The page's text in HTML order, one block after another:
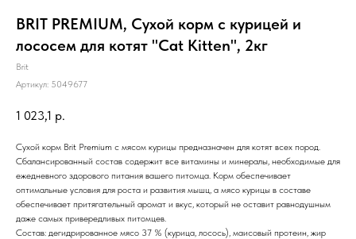
BRIT PREMIUM, Сухой корм с курицей и
лососем для котят "Cat Kitten", 2кг
Brit
Артикул: 5049677
1 023,1 р.
Сухой корм Brit Premium с мясом курицы предназначен для котят всех пород.
Сбалансированный состав содержит все витамины и минералы, необходимые для
ежедневного здорового питания вашего питомца. Корм обеспечивает
оптимальные условия для роста и развития мышц, а мясо курицы в составе
обеспечивает притягательный аромат и вкус, который не оставит равнодушным
даже самых привередливых питомцев.
Состав: дегидрированное мясо 37 % (курица, лосось), маисовый протеин, жир